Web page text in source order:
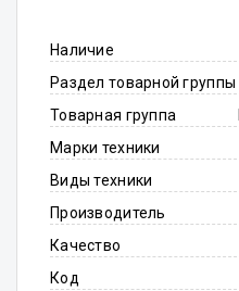
Наличие
Раздел товарной группы
Товарная группа
Марки техники
Виды техники
Производитель
Качество
Код